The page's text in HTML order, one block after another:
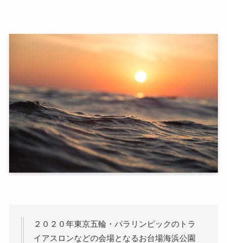
２０２０年東京五輪・パラリンピックのトラ
イアスロンなどの会場となるお台場海浜公園